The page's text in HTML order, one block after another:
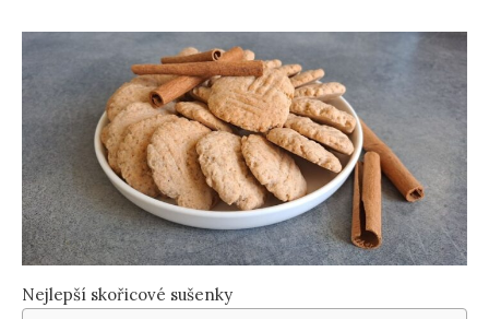
Nejlepší skořicové sušenky